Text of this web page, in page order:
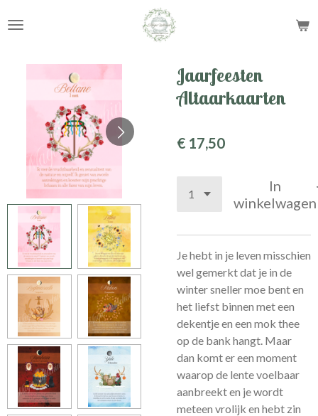
direct
hoofdinhoud
Jaarfeesten
Altaarkaarten
€ 17,50
In
winkelwagen
Je hebt in je leven misschien
wel gemerkt dat je in de
winter sneller moe bent en
het liefst binnen met een
dekentje en een mok thee
op de bank hangt. Maar
dan komt er een moment
waarop de lente voelbaar
aanbreekt en je wordt
meteen vrolijk en hebt zin